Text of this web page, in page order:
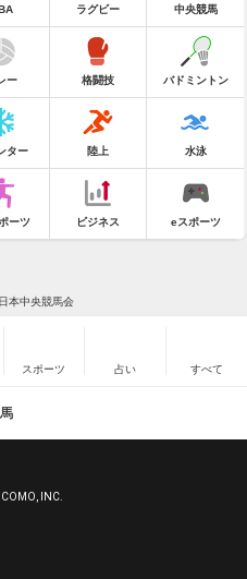
ラグビー 中央競馬
ー 格闘技 バドミントン
ター 陸上 水泳
ーツ ビジネス eスポーツ
本中央競馬会
スポーツ 占い すべて
INC.